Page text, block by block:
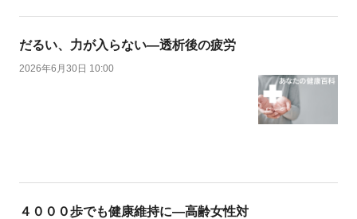
だるい、力が入らない―透析後の疲労
2026年6月30日 10:00
４０００歩でも健康維持に―高齢女性対